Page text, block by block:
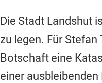
Die Stadt Landshut
zu legen. Für
Botschaft eine
einer ausbleibenden